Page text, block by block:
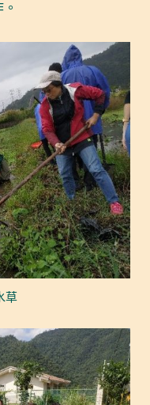
草